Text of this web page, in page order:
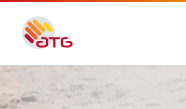
Acasă Produse